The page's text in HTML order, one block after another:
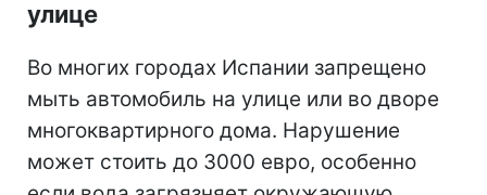
улице
Во многих городах Испании запрещено
мыть автомобиль на улице или во дворе
многоквартирного дома. Нарушение
может стоить до 3000 евро, особенно